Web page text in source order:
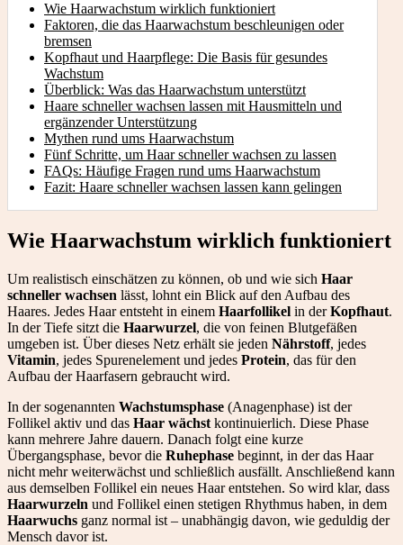
Wie Haarwachstum wirklich funktioniert
Faktoren, die das Haarwachstum beschleunigen oder
bremsen
Kopfhaut und Haarpflege: Die Basis für gesundes
Wachstum
Überblick: Was das Haarwachstum unterstützt
Haare schneller wachsen lassen mit Hausmitteln und
ergänzender Unterstützung
Mythen rund ums Haarwachstum
Fünf Schritte, um Haar schneller wachsen zu lassen
FAQs: Häufige Fragen rund ums Haarwachstum
Fazit: Haare schneller wachsen lassen kann gelingen
Wie Haarwachstum wirklich funktioniert
Um realistisch einschätzen zu können, ob und wie sich Haar
schneller wachsen lässt, lohnt ein Blick auf den Aufbau des
Haares. Jedes Haar entsteht in einem Haarfollikel in derKopfhaut.
In der Tiefe sitzt die Haarwurzel, die von feinen Blutgefäßen
umgeben ist. Über dieses Netz erhält sie jeden Nährstoff, jedes
Vitamin, jedes Spurenelement und jedes Protein, das für den
Aufbau der Haarfasern gebraucht wird.
In der sogenannten Wachstumsphase (Anagenphase) ist der
Follikel aktiv und das Haar wächst kontinuierlich. Diese Phase
kann mehrere Jahre dauern. Danach folgt eine kurze
Übergangsphase, bevor die Ruhephase beginnt, in der das Haar
nicht mehr weiterwächst und schließlich ausfällt. Anschließend kann
aus demselben Follikel ein neues Haar entstehen. So wird klar, dass
Haarwurzeln und Follikel einen stetigen Rhythmus haben, in dem
Haarwuchs ganz normal ist – unabhängig davon, wie geduldig der
Mensch davor ist.